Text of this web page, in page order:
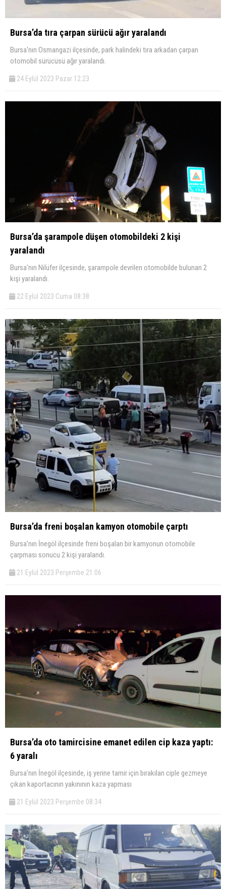
Bursa’da tıra çarpan sürücü ağır yaralandı
Bursa'nın Osmangazi ilçesinde, park halindeki tıra arkadan çarpan
otomobil sürücüsü ağır yaralandı.
24 Eylül 2023 Pazar 12:23
Bursa’da şarampole düşen otomobildeki 2 kişi
yaralandı
Bursa'nın Nilüfer ilçesinde, şarampole devrilen otomobilde bulunan 2
kişi yaralandı.
22 Eylül 2023 Cuma 08:38
Bursa’da freni boşalan kamyon otomobile çarptı
Bursa’nın İnegöl ilçesinde freni boşalan bir kamyonun otomobile
çarpması sonucu 2 kişi yaralandı.
21 Eylül 2023 Perşembe 21:06
Bursa’da oto tamircisine emanet edilen cip kaza yaptı:
6 yaralı
Bursa'nın İnegöl ilçesinde, iş yerine tamir için bırakılan ciple gezmeye
çıkan kaportacının yakınının kaza yapması
21 Eylül 2023 Perşembe 08:34